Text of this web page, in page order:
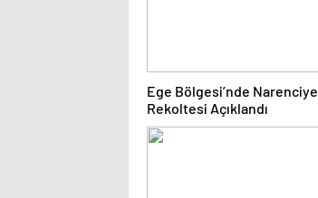
Ege Bölgesi’nde Narenciye
Rekoltesi Açıklandı